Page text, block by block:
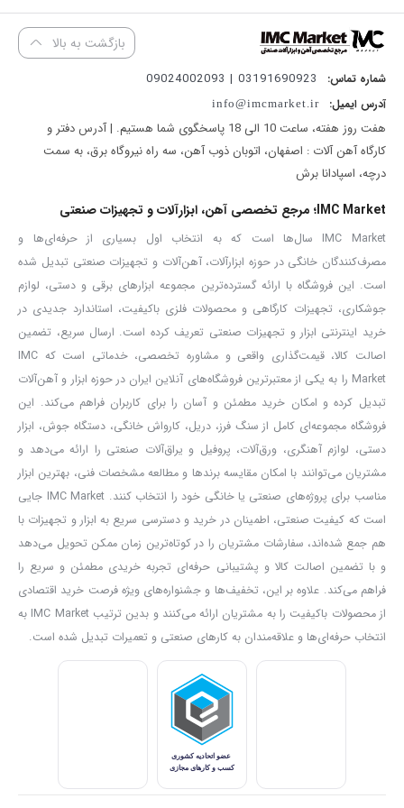
قابلیت محاسبه
حداقل و حداکثر میزان اندازه‌گیری
امکانجمع و تفریق طول
قابلیت ذخیره30 نتیجه اندازه‌گیری
واحدهای اندازه‌گیریm / in / ft
مجهز به لیزرClass 2
دیود لیزر با طول موج
صدای دکمه‌ها
خاموش شدن خودکار لیزر پس از
خاموش شدن خودکار دستگاه پس از
دمای کاری0 تا 40 درجه سانتی‌گراد
دمای نگهداری20- تا 60+ درجه سانتی‌گراد
رطوبت نگهداری20 تا 80 درصد RH
فاقد قابلیت انعکاس نور در فضای باز
مهم‌ترین ویژگی متر لیزری آروا مدل 4665، امکان اندازه‌گیری فاصله تا
متر
با دقت ±2 میلی‌متر است. استفاده از لیزر باعث می‌شود اندازه‌گیری
فواصل مختلف نسبت به مترهای دستی با سرعت و سهولت بیشتری انجام
شود.
این ویژگی برای اندازه‌گیری اتاق‌ها، دیوارها، ارتفاع، طول و فاصله بین نقاط
مختلف در پروژه‌های ساختمانی و فنی بسیار کاربردی است.
آروا 4665 تنها برای اندازه‌گیری طول و فاصله کاربرد ندارد و می‌تواند
محاسبات مختلفی را نیز انجام دهد. دستگاه امکانمحاسبه مساحت و
حجم
را در اختیار کاربر قرار می‌دهد و برای محاسبات سریع در پروژه‌های
ساختمانی و دکوراسیون داخلی بسیار کاربردی است.
به کمک این قابلیت می‌توان بدون انجام محاسبات دستی، ابعاد مورد نیاز
را اندازه‌گیری و نتیجه نهایی را روی نمایشگر دستگاه مشاهده کرد.
یکی از امکانات کاربردی این مدل، پشتیبانی از
تک‌نقطه‌ای و دو‌نقطه‌ای
است. این قابلیت برای محاسبه فاصله‌هایی که
بازگشت به بالا
شماره تماس: 03191690923 | 09024002093
آدرس ایمیل: info@imcmarket.ir
هفت روز هفته، ساعت 10 الی 18 پاسخگوی شما هستیم. | آدرس دفتر و
کارگاه آهن آلات : اصفهان، اتوبان ذوب آهن، سه راه نیروگاه برق، به سمت
درچه، اسپادانا برش
IMC Market؛ مرجع تخصصی آهن، ابزارآلات و تجهیزات صنعتی
IMC Market سال‌ها است که به انتخاب اول بسیاری از حرفه‌ای‌ها و
مصرف‌کنندگان خانگی در حوزه ابزارآلات، آهن‌آلات و تجهیزات صنعتی تبدیل شده
است. این فروشگاه با ارائه گسترده‌ترین مجموعه ابزارهای برقی و دستی، لوازم
جوشکاری، تجهیزات کارگاهی و محصولات فلزی باکیفیت، استاندارد جدیدی در
خرید اینترنتی ابزار و تجهیزات صنعتی تعریف کرده است. ارسال سریع، تضمین
اصالت کالا، قیمت‌گذاری واقعی و مشاوره تخصصی، خدماتی است که IMC
Market را به یکی از معتبرترین فروشگاه‌های آنلاین ایران در حوزه ابزار و آهن‌آلات
تبدیل کرده و امکان خرید مطمئن و آسان را برای کاربران فراهم می‌کند. این
فروشگاه مجموعه‌ای کامل از سنگ فرز، دریل، کارواش خانگی، دستگاه جوش، ابزار
دستی، لوازم آهنگری، ورق‌آلات، پروفیل و یراق‌آلات صنعتی را ارائه می‌دهد و
مشتریان می‌توانند با امکان مقایسه برندها و مطالعه مشخصات فنی، بهترین ابزار
مناسب برای پروژه‌های صنعتی یا خانگی خود را انتخاب کنند. IMC Market جایی
است که کیفیت صنعتی، اطمینان در خرید و دسترسی سریع به ابزار و تجهیزات با
هم جمع شده‌اند، سفارشات مشتریان را در کوتاه‌ترین زمان ممکن تحویل می‌دهد
و با تضمین اصالت کالا و پشتیبانی حرفه‌ای تجربه خریدی مطمئن و سریع را
فراهم می‌کند. علاوه بر این، تخفیف‌ها و جشنواره‌های ویژه فرصت خرید اقتصادی
از محصولات باکیفیت را به مشتریان ارائه می‌کنند و بدین ترتیب IMC Market به
انتخاب حرفه‌ای‌ها و علاقه‌مندان به کارهای صنعتی و تعمیرات تبدیل شده است.